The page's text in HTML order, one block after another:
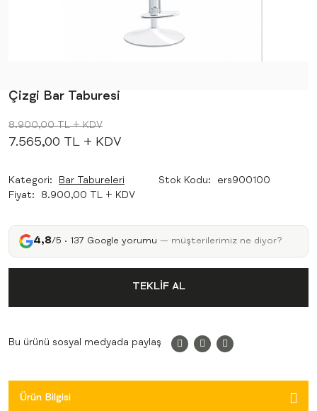
Çizgi Bar Taburesi
7.565,00 TL + KDV
8.900,00 TL+ KDV
Kategori Bar Tabureleri Stok Kodu
ers900100
Fiyat
8.900,00 TL + KDV
4,8/5 · 137 Google yorumu — müşterilerimiz ne diyor?
TEKLİF AL
Bu ürünü sosyal medyada paylaş
Ürün Bilgisi